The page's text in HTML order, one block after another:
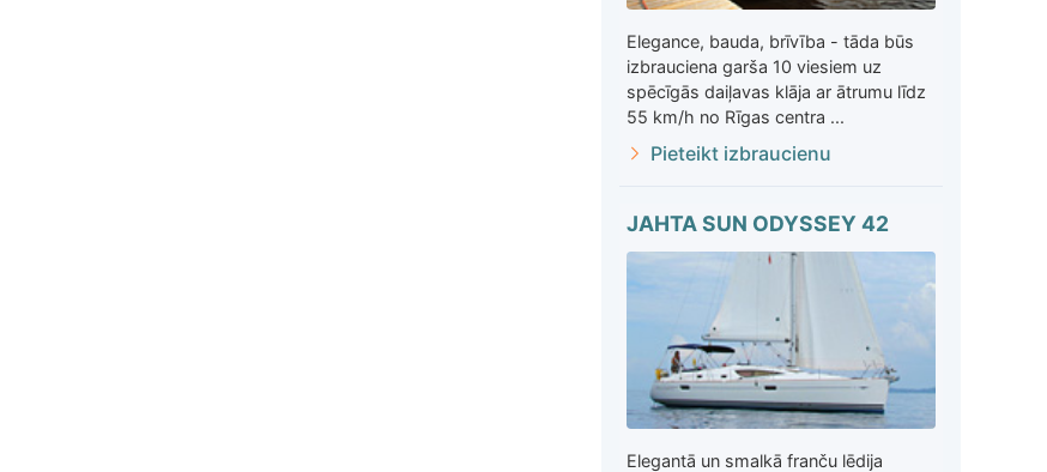
Elegance, bauda, brīvība - tāda būs
izbrauciena garša 10 viesiem uz
spēcīgās daiļavas klāja ar ātrumu līdz
55 km/h no Rīgas centra ...
Pieteikt izbraucienu
JAHTA SUN ODYSSEY 42
Elegantā un smalkā franču lēdija